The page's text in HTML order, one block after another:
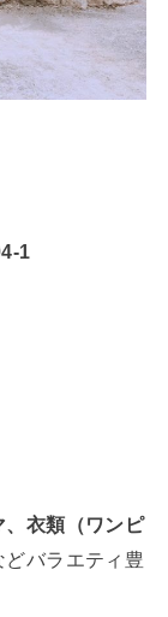
1
、衣類（ワンピ
どバラエティ豊